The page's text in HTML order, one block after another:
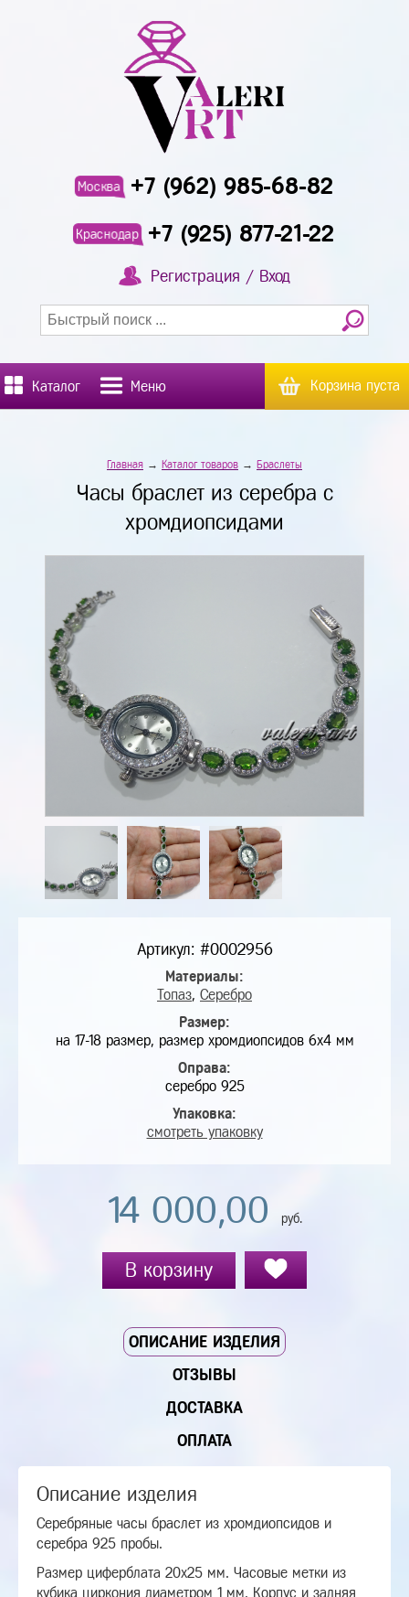
Москва +7 (962) 985-68-82
Краснодар +7 (925) 877-21-22
Регистрация / Вход
Каталог Меню Корзина пуста
Главная → Каталог товаров → Браслеты
Часы браслет из серебра с
хромдиопсидами
Артикул: #0002956
Материалы:
Топаз, Серебро
Размер:
на 17-18 размер, размер хромдиопсидов 6х4 мм
Оправа:
серебро 925
Упаковка:
смотреть упаковку
14 000,00 руб.
В корзину
ОПИСАНИЕ ИЗДЕЛИЯ
ОТЗЫВЫ
ДОСТАВКА
ОПЛАТА
Описание изделия
Серебряные часы браслет из хромдиопсидов и
серебра 925 пробы.
Размер циферблата 20х25 мм. Часовые метки из
кубика циркония диаметром 1 мм. Корпус и задняя